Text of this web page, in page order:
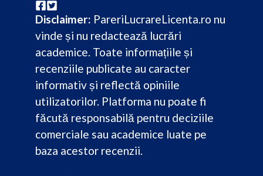
Disclaimer: PareriLucrareLicenta.ro nu
vinde și nu redactează lucrări
academice. Toate informațiile și
recenziile publicate au caracter
informativ și reflectă opiniile
utilizatorilor. Platforma nu poate fi
făcută responsabilă pentru deciziile
comerciale sau academice luate pe
baza acestor recenzii.